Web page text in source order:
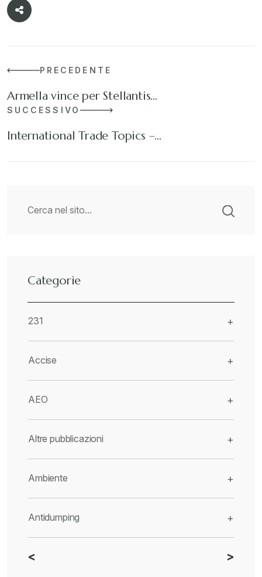
PRECEDENTE
Armella vince per Stellantis…
SUCCESSIVO
International Trade Topics –…
Categorie
231 +
Accise +
AEO +
Altre pubblicazioni +
Ambiente +
Antidumping +
CBAM +
< >